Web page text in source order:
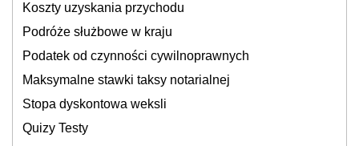
Koszty uzyskania przychodu
Podróże służbowe w kraju
Podatek od czynności cywilnoprawnych
Maksymalne stawki taksy notarialnej
Stopa dyskontowa weksli
Quizy Testy